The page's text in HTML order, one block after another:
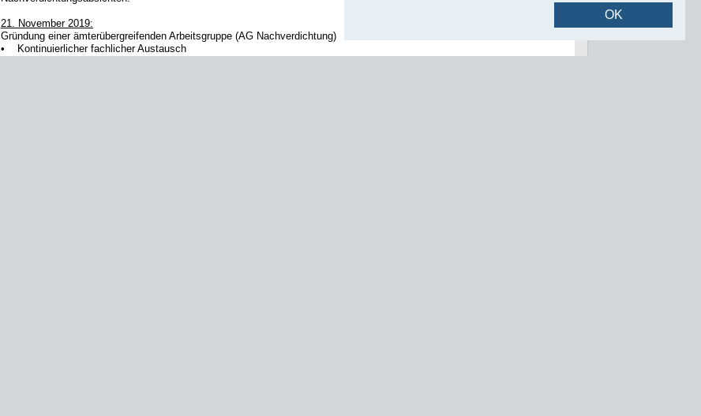
21. November 2019:
Gründung einer ämterübergreifenden Arbeitsgruppe (AG Nachverdichtung)
• Kontinuierlicher fachlicher Austausch
OK